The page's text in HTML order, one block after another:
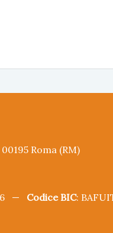
Roma (RM)
— Codice BIC: